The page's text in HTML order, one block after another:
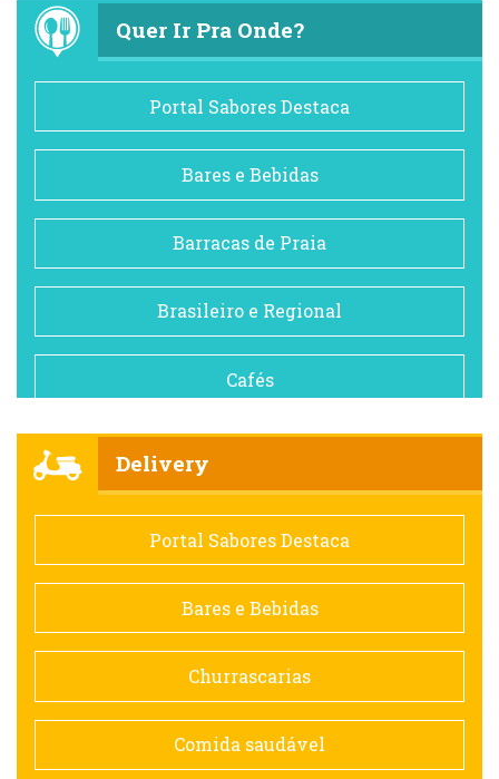
Quer Ir Pra Onde?
Portal Sabores Destaca
Bares e Bebidas
Barracas de Praia
Brasileiro e Regional
Cafés
Comida saudável
Contemporânea
Doceria
Espanhola
Delivery
Portal Sabores Destaca
Bares e Bebidas
Churrascarias
Comida saudável